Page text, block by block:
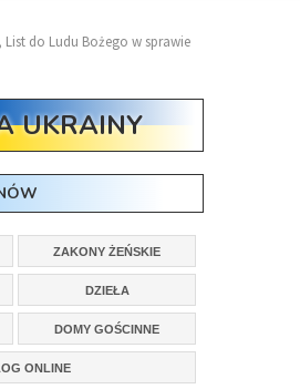
List do Ludu Bożego w sprawie
UKRAINY
ZAKONY ŻEŃSKIE
DZIEŁA
DOMY GOŚCINNE
ONLINE